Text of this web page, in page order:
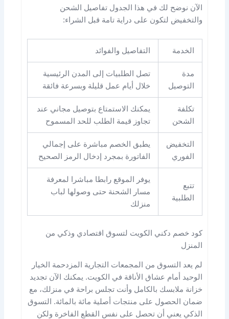
الآن نوضح لك في هذا الجدول تفاصيل الشحن
والتخفيض لتكون على دراية تامة قبل الشراء:
الخدمة التفاصيل والفوائد
مدة
التوصيل
تصل الطلبيات إلى المدن الرئيسية
خلال أيام عمل قليلة وبسرعة فائقة
تكلفة
الشحن
يمكنك الاستمتاع بتوصيل مجاني عند
تجاوز قيمة الطلب للحد المسموح
التخفيض
الفوري
يطبق الخصم مباشرة على إجمالي
الفاتورة بمجرد إدخال الرمز الصحيح
تتبع
الطلبية
يوفر الموقع رابطا مباشرا لمعرفة
مسار الشحنة حتى وصولها لباب
منزلك
كود خصم دكني الكويت لتسوق اقتصادي وذكي من
المنزل
لم يعد التسوق من المجمعات التجارية المزدحمة الخيار
الوحيد أمام عشاق الأناقة في الكويت. يمكنك الآن تجديد
خزانة ملابسك بالكامل وأنت تجلس براحة في منزلك، مع
ضمان الحصول على منتجات أصلية مائة بالمائة. التسوق
الذكي يعني أن تحصل على نفس القطع الفاخرة ولكن